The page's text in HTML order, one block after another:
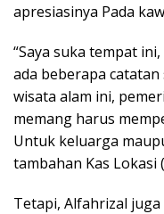
apresiasinya Pada
“Saya suka tempat
ada beberapa
wisata alam ini,
memang harus
Untuk keluarga
tambahan Kas Lokasi
Tetapi, Alfahrizal